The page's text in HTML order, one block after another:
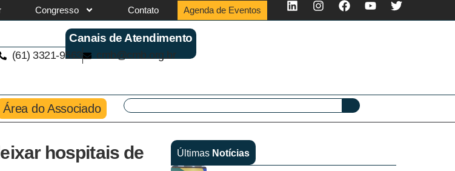
Congresso Contato Agenda de Eventos
Canais de Atendimento
(61) 3321-9563 cmb@cmb.org.br
Área do Associado
hospitais de
Últimas Notícias